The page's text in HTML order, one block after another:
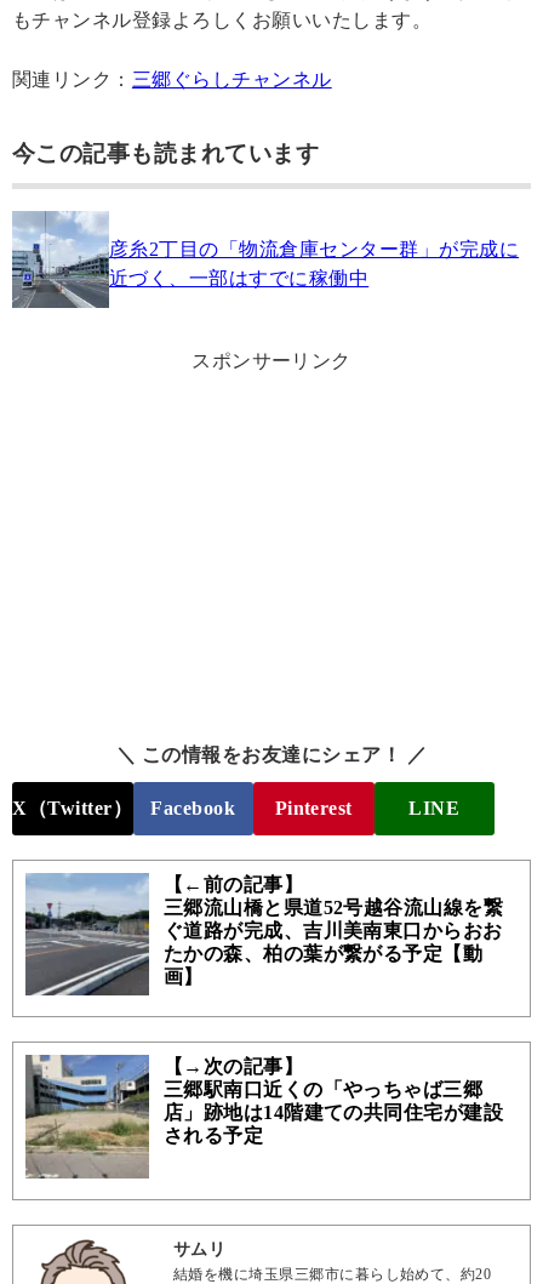
もチャンネル登録よろしくお願いいたします。
関連リンク： 三郷ぐらしチャンネル
今この記事も読まれています
彦糸2丁目の「物流倉庫センター群」が完成に
近づく、一部はすでに稼働中
スポンサーリンク
＼ この情報をお友達にシェア！ ／
X（Twitter） Facebook Pinterest LINE
【←前の記事】
三郷流山橋と県道52号越谷流山線を繋
ぐ道路が完成、吉川美南東口からおお
たかの森、柏の葉が繋がる予定【動
画】
【→次の記事】
三郷駅南口近くの「やっちゃば三郷
店」跡地は14階建ての共同住宅が建設
される予定
サムリ
結婚を機に埼玉県三郷市に暮らし始めて、約20